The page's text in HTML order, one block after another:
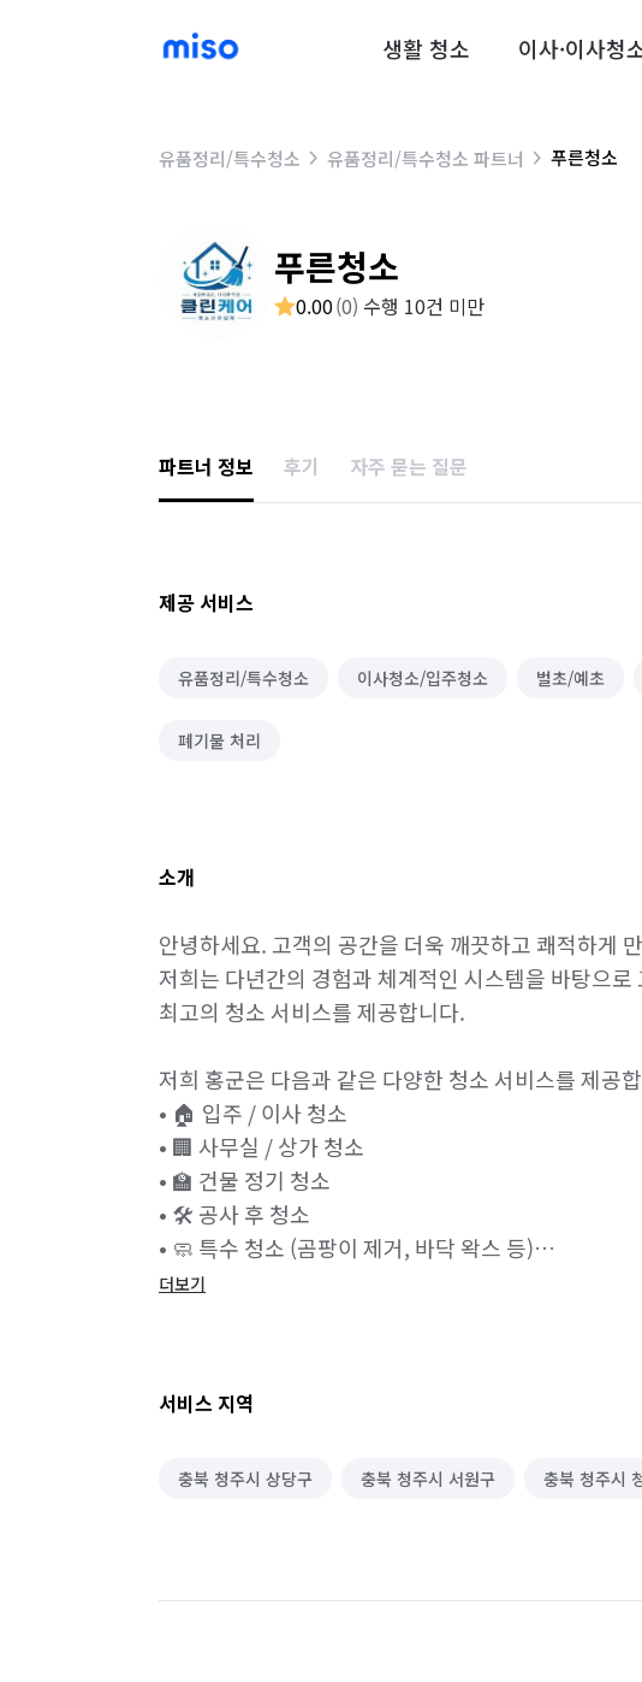
생활 청소 이사·이사청
유품정리/특수청소 유품정리/특수청소 파트너 푸른청소
푸른청소
0.00(0) 수행 10건 미만
파트너 정보 후기 자주 묻는 질문
제공 서비스
유품정리/특수청소 이사청소/입주청소 벌초/예초
폐기물 처리
소개
안녕하세요. 고객의 공간을 더욱 깨끗하고 쾌적하게
저희는 다년간의 경험과 체계적인 시스템을 바탕으
최고의 청소 서비스를 제공합니다.
저희 홍군은 다음과 같은 다양한 청소 서비스를 제공
• 🏠 입주 / 이사 청소
• 🏢 사무실 / 상가 청소
• 🏫 건물 정기 청소
• 🛠️ 공사 후 청소
• 🧼 특수 청소 (곰팡이 제거, 바닥 왁스 등)
인체에 무해한 친환경 세제를 사용하여 안전한 환경을
고객의 공간과 요구에 맞춘 1:1 맞춤 청소 서비스를 제
더보기
서비스 지역
충북 청주시 상당구 충북 청주시 서원구 충북 청주시